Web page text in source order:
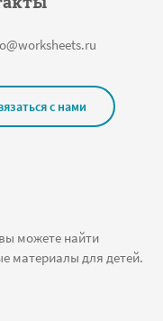
можете найти
материалы для детей.
с нами